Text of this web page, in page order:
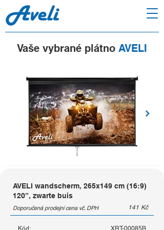
Vaše vybrané plátno AVELI
AVELI wandscherm, 265x149 cm (16:9)
120”, zwarte buis
Doporučená prodejní cena vč. DPH 141 Kč
Kód: XRT-00085B